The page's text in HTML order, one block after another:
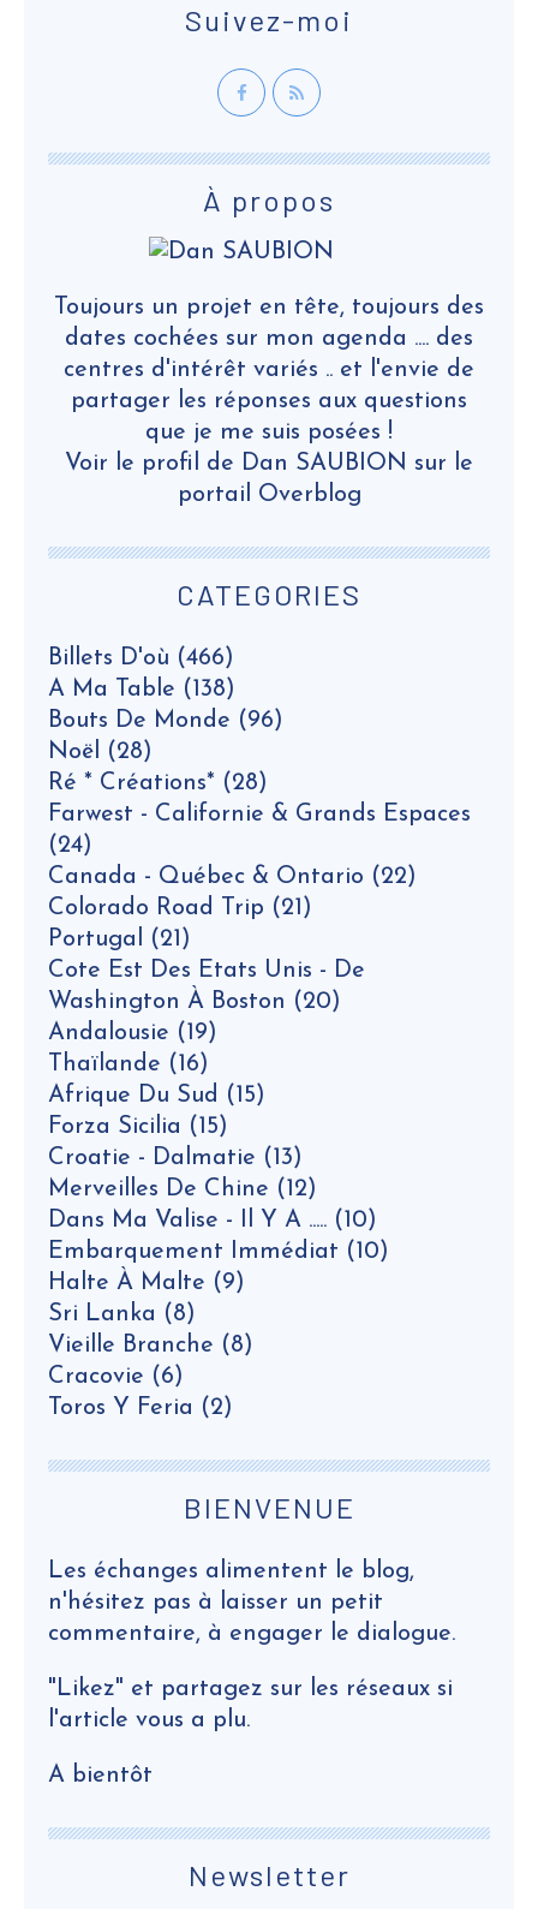
Newsletter
CATEGORIES
Billets D'où (466)
A Ma Table (138)
Bouts De Monde (96)
Noël (28)
Ré * Créations* (28)
Farwest - Californie & Grands Espaces
(24)
Canada - Québec & Ontario (22)
Colorado Road Trip (21)
Portugal (21)
Cote Est Des Etats Unis - De
Washington À Boston (20)
Andalousie (19)
Thaïlande (16)
Afrique Du Sud (15)
Forza Sicilia (15)
Croatie - Dalmatie (13)
Merveilles De Chine (12)
Dans Ma Valise - Il Y A ..... (10)
Embarquement Immédiat (10)
Halte À Malte (9)
Sri Lanka (8)
Vieille Branche (8)
Cracovie (6)
Toros Y Feria (2)
Suivez-moi
À propos
Toujours un projet en tête, toujours des
dates cochées sur mon agenda .... des
centres d'intérêt variés .. et l'envie de
partager les réponses aux questions
que je me suis posées !
Voir le profil de Dan SAUBION sur le
portail Overblog
BIENVENUE
Les échanges alimentent le blog,
n'hésitez pas à laisser un petit
commentaire, à engager le dialogue.
"Likez" et partagez sur les réseaux si
l'article vous a plu.
A bientôt